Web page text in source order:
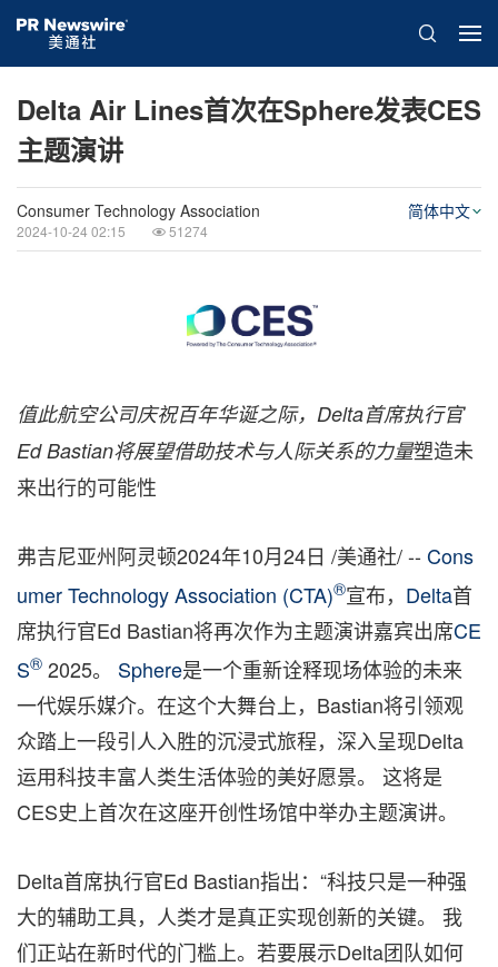
Delta Air Lines首次在Sphere发表CES
主题演讲
Consumer Technology Association
2024-10-24 02:15 51274
简体中文
值此航空公司庆祝百年华诞之际，Delta首席执行官
Ed Bastian将展望借助技术与人际关系的力量塑造未
来出行的可能性
弗吉尼亚州阿灵顿2024年10月24日 /美通社/ -- Cons
umer Technology Association (CTA)®宣布， Delta首
席执行官Ed Bastian将再次作为主题演讲嘉宾出席CE
S® 2025。 Sphere是一个重新诠释现场体验的未来
一代娱乐媒介。在这个大舞台上，Bastian将引领观
众踏上一段引人入胜的沉浸式旅程，深入呈现Delta
运用科技丰富人类生活体验的美好愿景。 这将是
CES史上首次在这座开创性场馆中举办主题演讲。
Delta首席执行官Ed Bastian指出：“科技只是一种强
大的辅助工具，人类才是真正实现创新的关键。 我
们正站在新时代的门槛上。若要展示Delta团队如何